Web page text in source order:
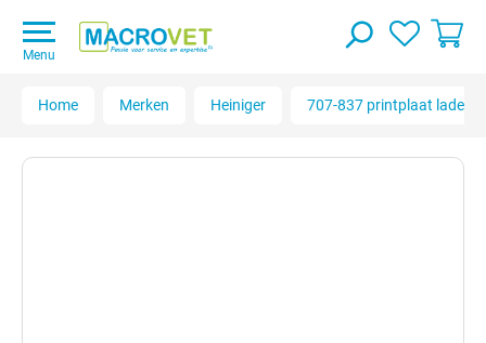
Menu
Home Merken Heiniger 707-837 printplaat lader |